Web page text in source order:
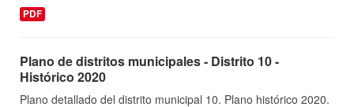
PDF
Plano de distritos municipales - Distrito 10 -
Histórico 2020
Plano detallado del distrito municipal 10. Plano histórico 2020.